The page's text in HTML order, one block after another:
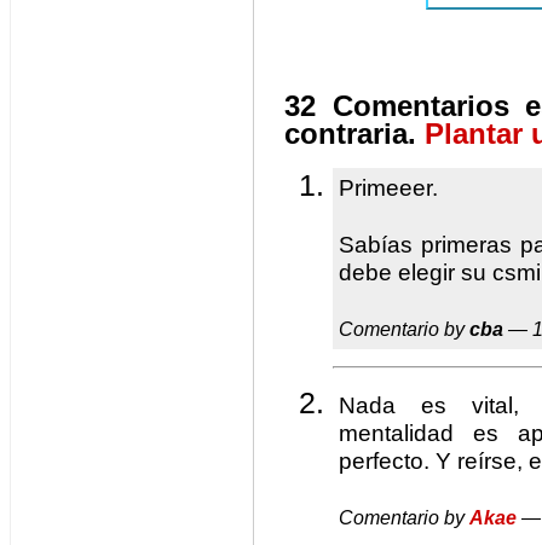
32 Comentarios
contraria. Plantar
Primeeer.
Sabías primeras
debe elegir su
Comentario bycba —
Nada es vital,
mentalidad es
perfecto. Y reírse,
Comentario byAkae —